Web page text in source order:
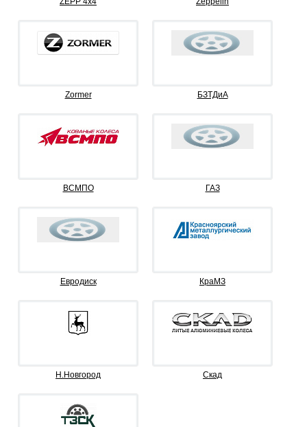
Zormer БЗТДиА
ВСМПО ГАЗ
Евродиск КраМЗ
Н.Новгород Скад